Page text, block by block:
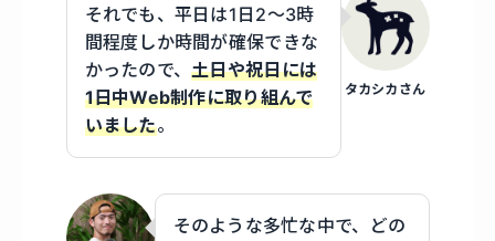
タカシカさん
それでも、平日は1日2～3時
間程度しか時間が確保できな
かったので、土日や祝日には
1日中Web制作に取り組んで
いました。
そのような多忙な中で、どの